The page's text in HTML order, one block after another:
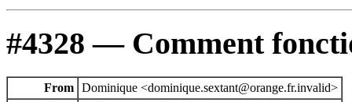
#4328 — Comment
From Dominique <dominique.sextant@orange.fr.invalid>